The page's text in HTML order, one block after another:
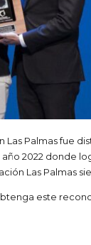
Palmas fue
2022 donde
Las Palmas
este